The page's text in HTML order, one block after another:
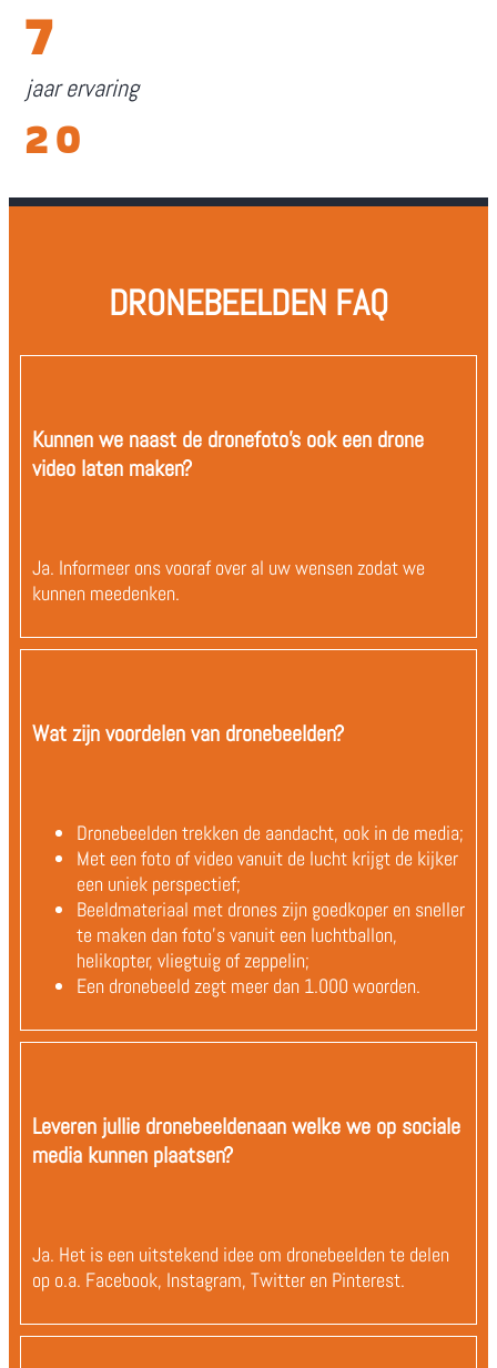
7
jaar ervaring
20
DRONEBEELDEN FAQ
Kunnen we naast de dronefoto's ook een drone
video laten maken?
Ja. Informeer ons vooraf over al uw wensen zodat we
kunnen meedenken.
Wat zijn voordelen van dronebeelden?
Dronebeelden trekken de aandacht, ook in de media;
Met een foto of video vanuit de lucht krijgt de kijker
een uniek perspectief;
Beeldmateriaal met drones zijn goedkoper en sneller
te maken dan foto's vanuit een luchtballon,
helikopter, vliegtuig of zeppelin;
Een dronebeeld zegt meer dan 1.000 woorden.
Leveren jullie dronebeeldenaan welke we op sociale
media kunnen plaatsen?
Ja. Het is een uitstekend idee om dronebeelden te delen
op o.a. Facebook, Instagram, Twitter en Pinterest.